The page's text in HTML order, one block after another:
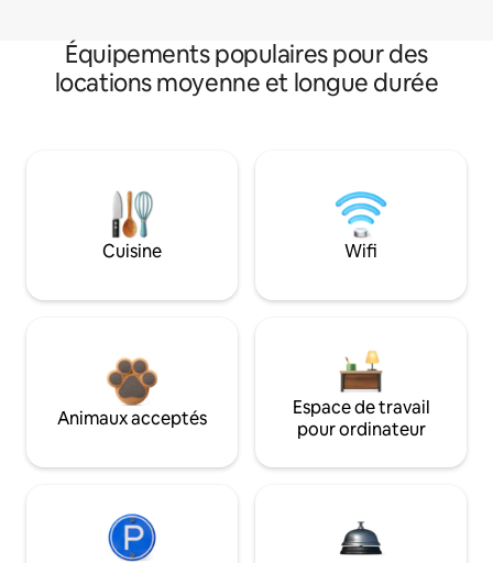
Équipements populaires pour des
locations moyenne et longue durée
Cuisine Wifi
Animaux acceptés
Espace de travail
pour ordinateur